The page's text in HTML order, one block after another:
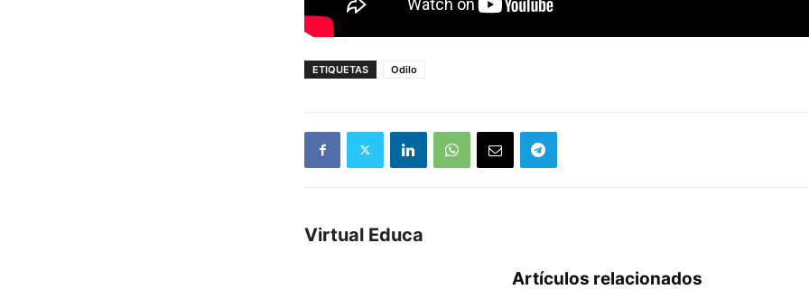
ETIQUETAS Odilo
Virtual Educa
Artículos relacionados